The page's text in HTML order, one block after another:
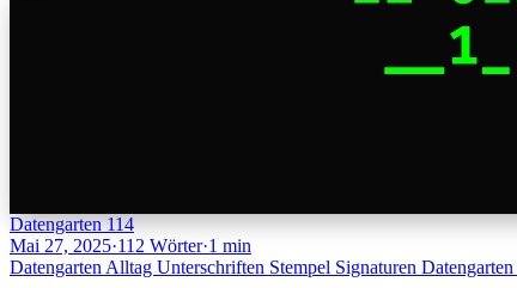
Datengarten 114
Mai 27, 2025·112 Wörter·1 min
Datengarten Alltag Unterschriften Stempel Signaturen Datengarten